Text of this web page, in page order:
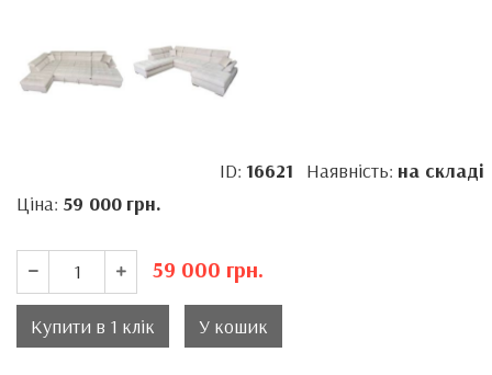
ID: 16621 Наявність: на складі
Ціна: 59 000 грн.
59 000 грн.
Купити в 1 клік У кошик